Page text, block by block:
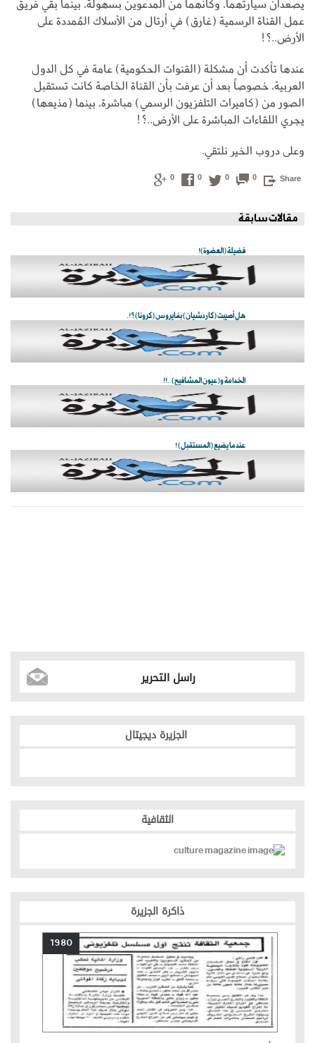
يصعدان سيارتهما، وكأنهما من المدعوين بسهولة، بينما بقي فريق
عمل القناة الرسمية (غارق) في أرتال من الأسلاك المُمددة على
الأرض..؟!
عندها تأكدت أن مشكلة (القنوات الحكومية) عامة في كل الدول
العربية، خصوصاً بعد أن عرفت بأن القناة الخاصة كانت تستقبل
الصور من (كاميرات التلفزيون الرسمي) مباشرة، بينما (مذيعها)
يجري اللقاءات المباشرة على الأرض..؟!
وعلى دروب الخير نلتقي.
Share
0
0
0
0
مقالات سابقة
فضيلة (العضوة)!
هل أصيبت (كاردشيان) بفايروس (كرونا)؟!.
الخدامة و(عيون المشافيح)..!!
عندما يضيع (المستقبل) !
راسل التحرير
الجزيرة ديجيتال
الثقافية
ذاكرة الجزيرة
1980